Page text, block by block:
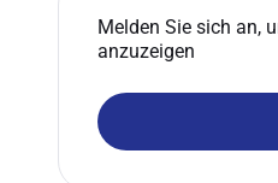
Melden Sie sich an,
anzuzeigen